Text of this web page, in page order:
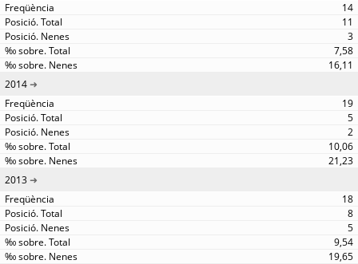
14
11
3
7,58
16,11
2014
19
5
2
10,06
21,23
2013
18
8
5
9,54
19,65